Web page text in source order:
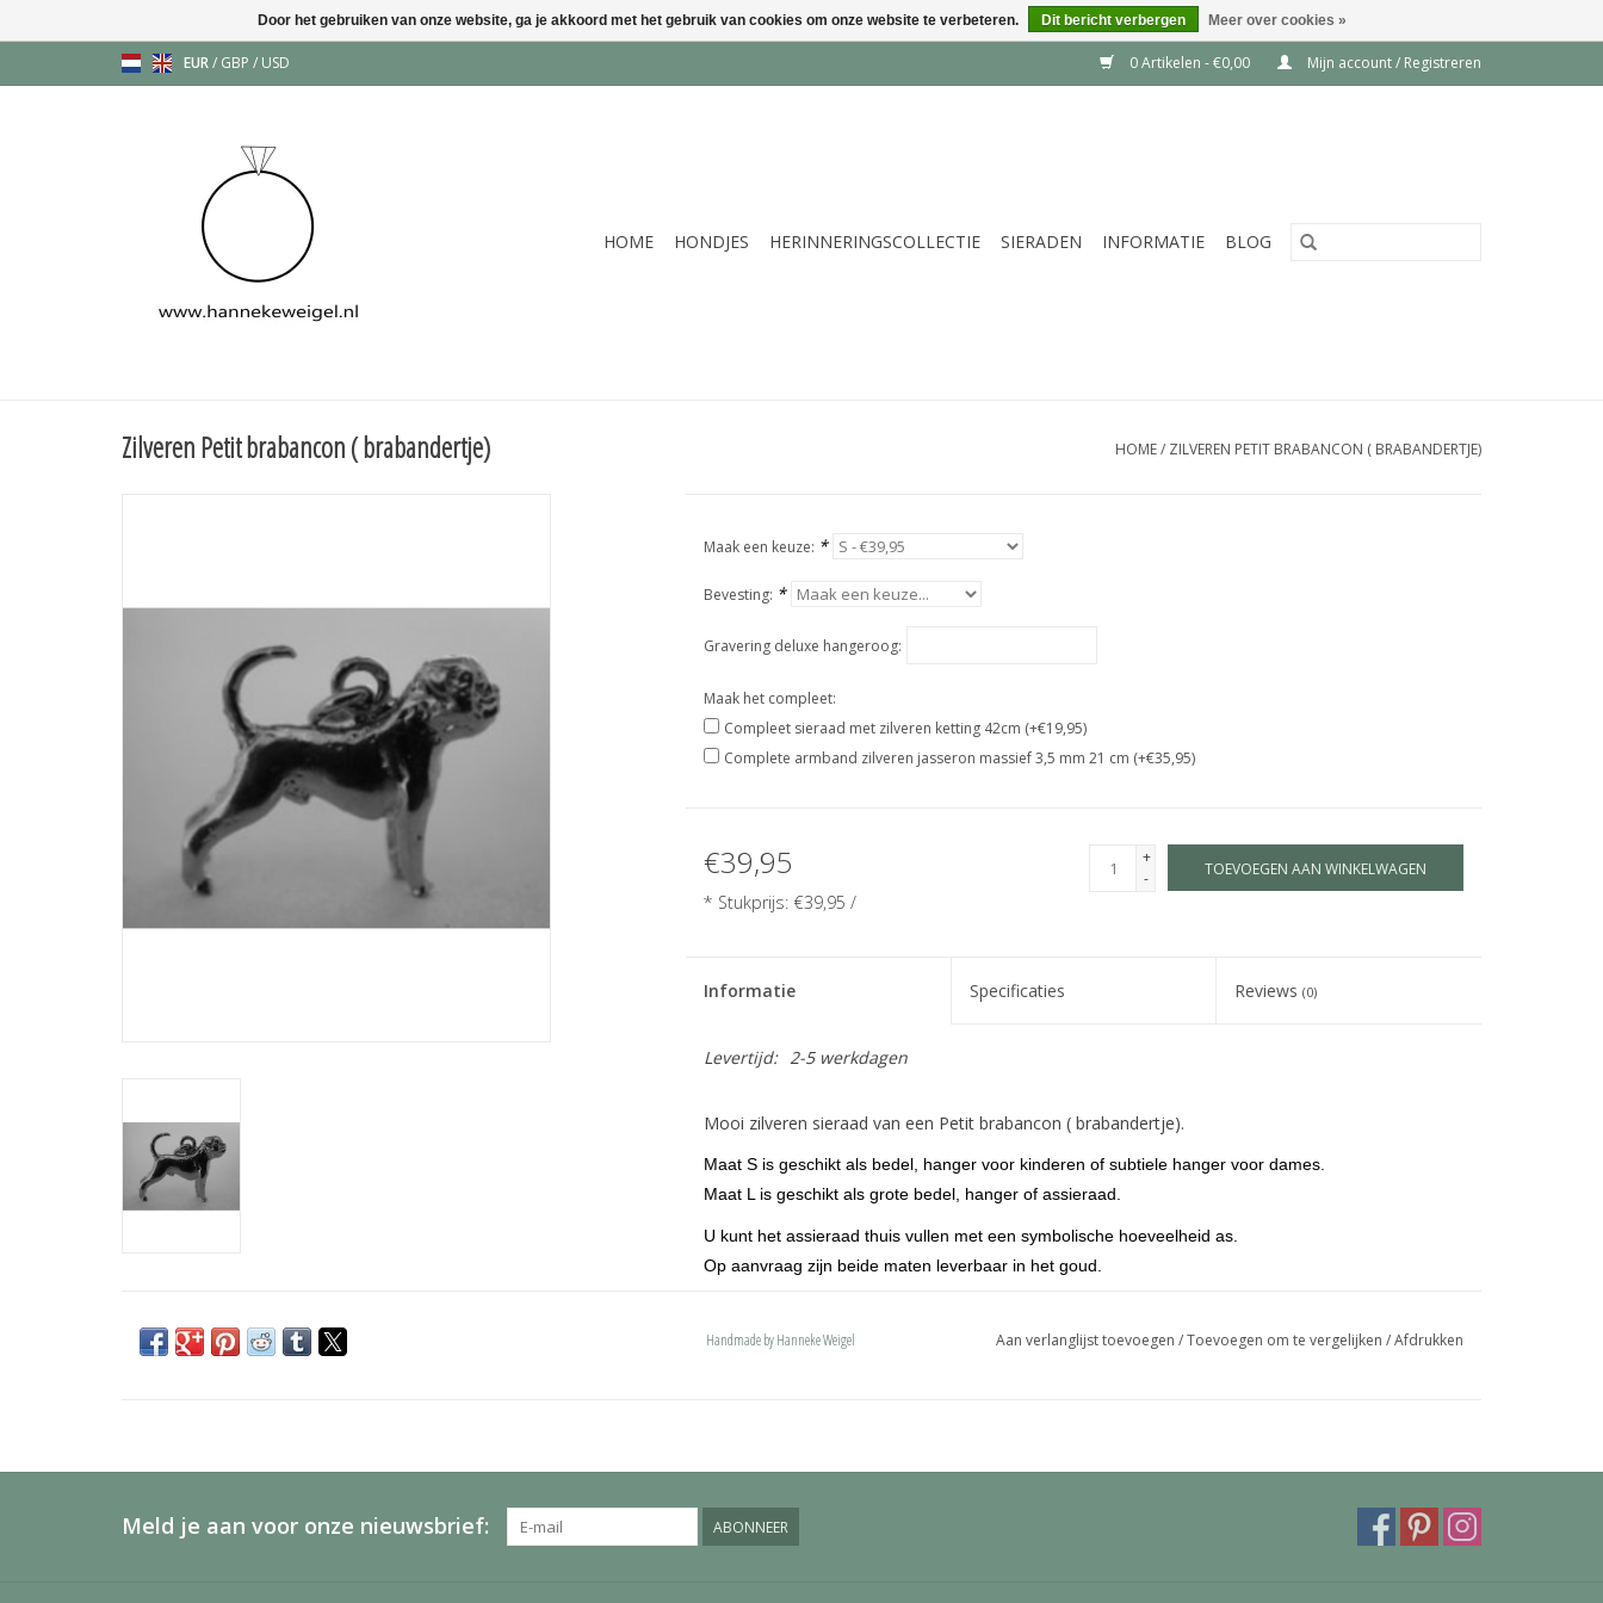
EUR/ GBP / USD 0 Artikelen - €0,00 Mijn account / Registreren
HOME HONDJES HERINNERINGSCOLLECTIE SIERADEN INFORMATIE BLOG
Zilveren Petit brabancon ( brabandertje) HOME/ ZILVEREN PETIT BRABANCON ( BRABANDERTJE)
Maak een keuze: *
Bevesting: *
Gravering deluxe hangeroog:
Maak het compleet:
Compleet sieraad met zilveren ketting 42cm (+€19,95)
Complete armband zilveren jasseron massief 3,5 mm 21 cm (+€35,95)
€39,95
* Stukprijs: €39,95 /
+
-
TOEVOEGEN AAN WINKELWAGEN
Informatie Specificaties Reviews(0)
Levertijd: 2-5 werkdagen
Mooi zilveren sieraad van een Petit brabancon ( brabandertje).
Maat S is geschikt als bedel, hanger voor kinderen of subtiele hanger voor dames.
Maat L is geschikt als grote bedel, hanger of assieraad.
U kunt het assieraad thuis vullen met een symbolische hoeveelheid as.
Op aanvraag zijn beide maten leverbaar in het goud.
karabijnhaak of een deluxe bevestiging. Onze mooie deluxe bevestiging kan ingegraveerd worden
Handmade by Hanneke Weigel Aan verlanglijst toevoegen /Toevoegen om te vergelijken /Afdrukken
Meld je aan voor onze nieuwsbrief: ABONNEER
Door het gebruiken van onze website, ga je akkoord met het gebruik van cookies om onze website te verbeteren. Dit bericht verbergen Meer over cookies »